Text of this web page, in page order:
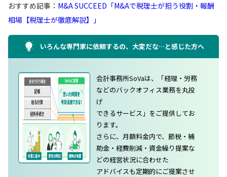
おすすめ記事： M&A SUCCEED「M&Aで税理士が担う役割・報酬
相場【税理士が徹底解説】」
いろんな専門家に依頼するの、大変だな…と感じた方へ
会計事務所SoVaは、「経理・労務
などのバックオフィス業務を丸投
げ
できるサービス」をご提供してお
ります。
さらに、月額料金内で、節税・補
助金・経費削減・資金繰り提案な
どの経営状況に合わせた
アドバイスも定期的にご提案させ